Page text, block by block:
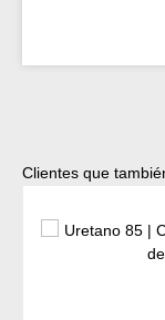
Omitir la galería de
Clientes que